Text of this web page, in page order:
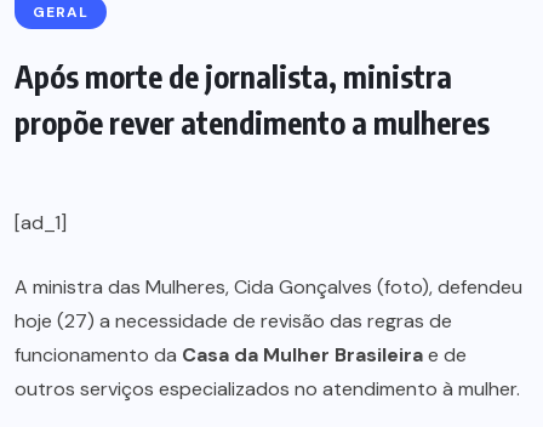
GERAL
Após morte de jornalista, ministra
propõe rever atendimento a mulheres
[ad_1]
A ministra das Mulheres, Cida Gonçalves (foto), defendeu
hoje (27) a necessidade de revisão das regras de
funcionamento da Casa da Mulher Brasileirae de
outros serviços especializados no atendimento à mulher.